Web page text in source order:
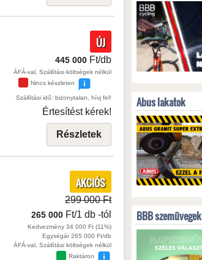
ÚJ
445 000 Ft/db
ÁFÁ-val, Szállítási költségek nélkül
Nincs készleten
Szállítási idő: bizonytalan, hívj fel!
Értesítést kérek!
Részletek
AKCIÓS
299 000 Ft
265 000 Ft/1 db -tól
Kedvezmény 34 000 Ft (11%)
Egységár 265 000 Ft/db
ÁFÁ-val, Szállítási költségek nélkül
Raktáron
Abus lakatok
BBB szemüvegek